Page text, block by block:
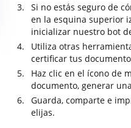
Si no estás seguro de
en la esquina superior
inicializar nuestro bot
Utiliza otras
certificar tus
Haz clic en el ícono de
documento, generar
Guarda, comparte e
elijas.